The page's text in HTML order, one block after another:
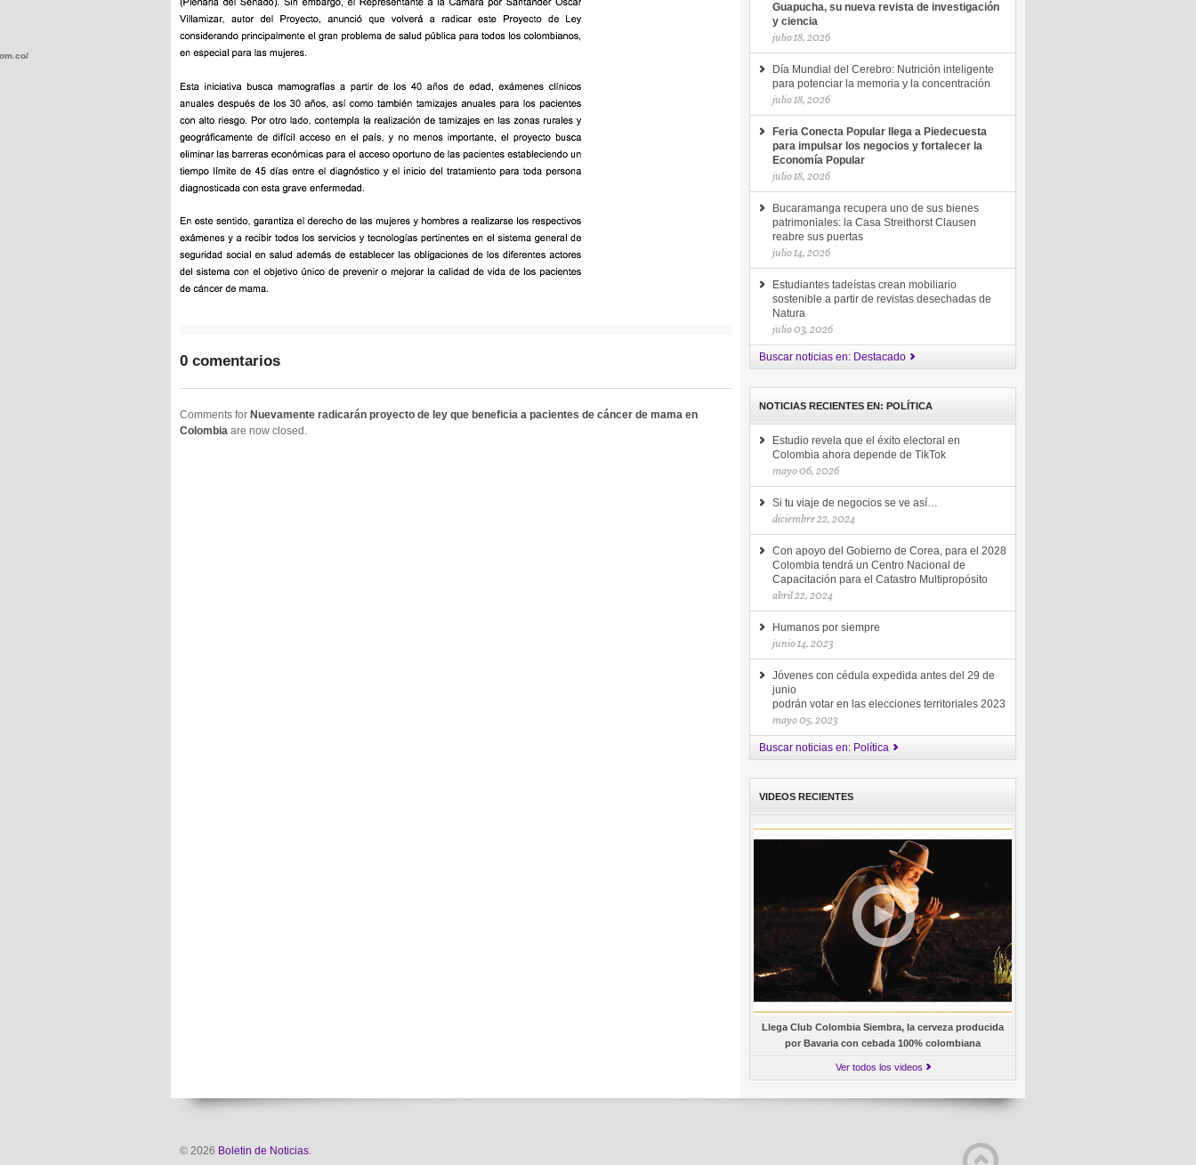
0 comentarios
Comments for Nuevamente radicarán proyecto de ley que beneficia a pacientes de cáncer de mama en
Colombia are now closed.
Guapucha, su nueva revista de investigación
y ciencia
julio 18, 2026
Día Mundial del Cerebro: Nutrición inteligente
para potenciar la memoria y la concentración
julio 18, 2026
Feria Conecta Popular llega a Piedecuesta
para impulsar los negocios y fortalecer la
Economía Popular
julio 18, 2026
Bucaramanga recupera uno de sus bienes
patrimoniales: la Casa Streithorst Clausen
reabre sus puertas
julio 14, 2026
Estudiantes tadeístas crean mobiliario
sostenible a partir de revistas desechadas de
Natura
julio 03, 2026
Buscar noticias en: Destacado
NOTICIAS RECIENTES EN: POLÍTICA
Estudio revela que el éxito electoral en
Colombia ahora depende de TikTok
mayo 06, 2026
Si tu viaje de negocios se ve así…
diciembre 22, 2024
Con apoyo del Gobierno de Corea, para el 2028
Colombia tendrá un Centro Nacional de
Capacitación para el Catastro Multipropósito
abril 22, 2024
Humanos por siempre
junio 14, 2023
Jóvenes con cédula expedida antes del 29 de
junio
podrán votar en las elecciones territoriales 2023
mayo 05, 2023
Buscar noticias en: Política
VIDEOS RECIENTES
Llega Club Colombia Siembra, la cerveza producida
por Bavaria con cebada 100% colombiana
Ver todos los videos
© 2026 Boletin de Noticias.
wp-